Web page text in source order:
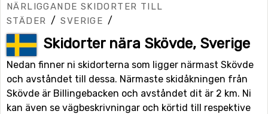
NÄRLIGGANDE SKIDORTER TILL
STÄDER
/SVERIGE /
Skidorter nära Skövde, Sverige
Nedan finner ni skidorterna som ligger närmast Skövde
och avståndet till dessa. Närmaste skidåkningen från
Skövde är Billingebacken och avståndet dit är 2 km. Ni
kan även se vägbeskrivningar och körtid till respektive